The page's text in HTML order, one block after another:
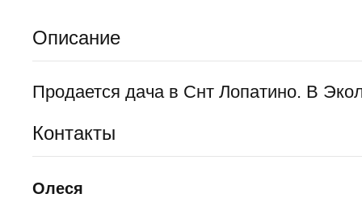
Описание
Продается дача в Снт Лопатино. В
Контакты
Олеся